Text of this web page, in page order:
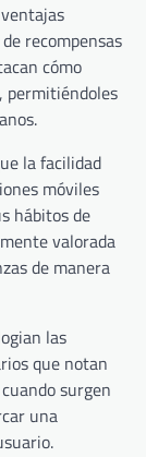
recompensas
cómo
permitiéndoles
la facilidad
móviles
hábitos de
valorada
de manera
las
que notan
surgen
una